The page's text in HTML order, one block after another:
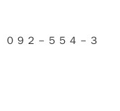
０９２－５５４－３